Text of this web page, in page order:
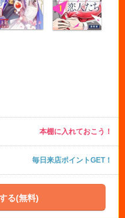
本棚に入れておこう！
毎日来店ポイントGET！
る(無料)